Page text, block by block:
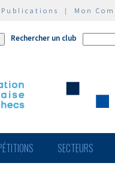
Publications | Mon
Rechercher un club
SECTEURS